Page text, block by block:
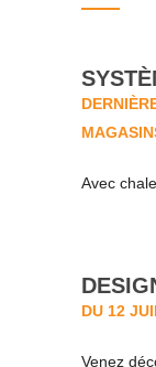
Avec
DU 12
Venez